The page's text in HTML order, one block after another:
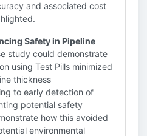
and associated cost
Safety in Pipeline
study could demonstrate
using Test Pills minimized
thickness
to early detection of
potential safety
how this avoided
environmental